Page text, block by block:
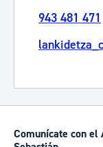
943 481 471
Comunícate con